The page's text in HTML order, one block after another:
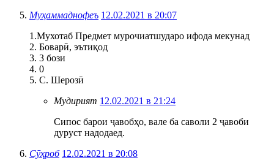
Муҳаммаднофеъ 12.02.2021 в 20:07
1.Мухотаб Предмет мурочиатшударо ифода мекунад
2. Боварӣ, эътиқод
3. 3 бози
4. 0
5. С. Шерозӣ
Мудирият 12.02.2021 в 21:24
Сипос барои ҷавобҳо, вале ба саволи 2 ҷавоби
дуруст надодаед.
Сӯҳроб 12.02.2021 в 20:08